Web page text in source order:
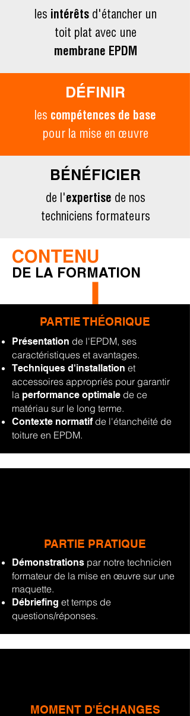
les intérêtsd'étancher un
toit plat avec une
membrane EPDM
DÉFINIR
les compétences de base
pour la mise en œuvre
BÉNÉFICIER
de l' expertise de nos
techniciens formateurs
CONTENU
DE LA FORMATI ON
PARTIE TH ÉORIQUE
Présentation de l'EPDM, ses
caractéristiques et avantages.
Techniques d'installation et
accessoires appropriés pour garantir
la performance optimale de ce
matériau sur le long terme.
Contexte normatifde l'étanchéité de
toiture en EPDM.
PARTIE PRATIQUE
Démonstrations par notre technicien
formateur de la mise en œuvre sur une
maquette.
Débriefing et temps de
questions/réponses.
MOMENT D' ÉCHANGES